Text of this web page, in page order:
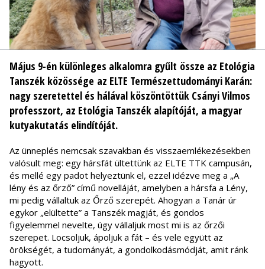
Május 9-én különleges alkalomra gyűlt össze az Etológia
Tanszék közössége az ELTE Természettudományi Karán:
nagy szeretettel és hálával köszöntöttük Csányi Vilmos
professzort, az Etológia Tanszék alapítóját, a magyar
kutyakutatás elindítóját.
Az ünneplés nemcsak szavakban és visszaemlékezésekben
valósult meg: egy hársfát ültettünk az ELTE TTK campusán,
és mellé egy padot helyeztünk el, ezzel idézve meg a „A
lény és az őrző” című novelláját, amelyben a hársfa a Lény,
mi pedig vállaltuk az Őrző szerepét. Ahogyan a Tanár úr
egykor „elültette” a Tanszék magját, és gondos
figyelemmel nevelte, úgy vállaljuk most mi is az őrzői
szerepet. Locsoljuk, ápoljuk a fát – és vele együtt az
örökségét, a tudományát, a gondolkodásmódját, amit ránk
hagyott.